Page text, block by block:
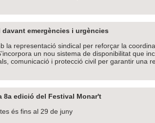
emergències i urgències
la representació sindical per reforçar la
un nou sistema de disponibilitat que
comunicació i protecció civil per garantir una
8a edició del Festival Monar't
és fins al 29 de juny